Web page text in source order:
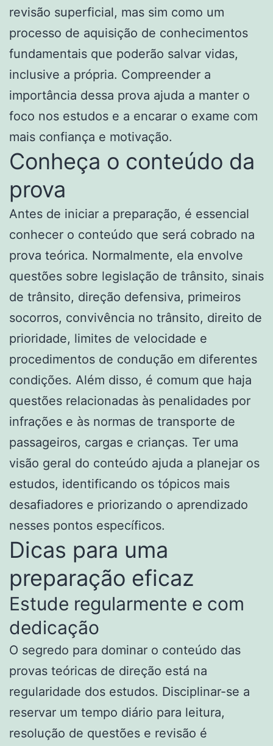
revisão superficial, mas sim como um
processo de aquisição de conhecimentos
fundamentais que poderão salvar vidas,
inclusive a própria. Compreender a
importância dessa prova ajuda a manter o
foco nos estudos e a encarar o exame com
mais confiança e motivação.
Conheça o conteúdo da
prova
Antes de iniciar a preparação, é essencial
conhecer o conteúdo que será cobrado na
prova teórica. Normalmente, ela envolve
questões sobre legislação de trânsito, sinais
de trânsito, direção defensiva, primeiros
socorros, convivência no trânsito, direito de
prioridade, limites de velocidade e
procedimentos de condução em diferentes
condições. Além disso, é comum que haja
questões relacionadas às penalidades por
infrações e às normas de transporte de
passageiros, cargas e crianças. Ter uma
visão geral do conteúdo ajuda a planejar os
estudos, identificando os tópicos mais
desafiadores e priorizando o aprendizado
nesses pontos específicos.
Dicas para uma
preparação eficaz
Estude regularmente e com
dedicação
O segredo para dominar o conteúdo das
provas teóricas de direção está na
regularidade dos estudos. Disciplinar-se a
reservar um tempo diário para leitura,
resolução de questões e revisão é